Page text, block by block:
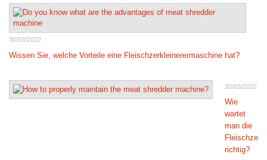
30/03/2022
Wissen Sie, welche Vorteile eine Fleischzerkleinerermaschine hat?
30/03/2022
Wie
wartet
man die
richtig?